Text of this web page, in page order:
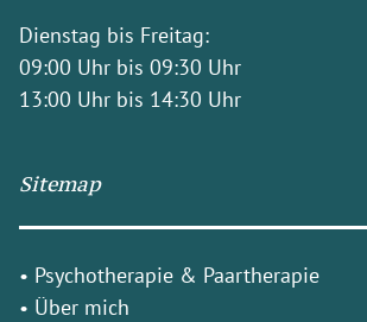
Dienstag bis Freitag:
09:00 Uhr bis 09:30 Uhr
13:00 Uhr bis 14:30 Uhr
Sitemap
• Psychotherapie & Paartherapie
• Über mich